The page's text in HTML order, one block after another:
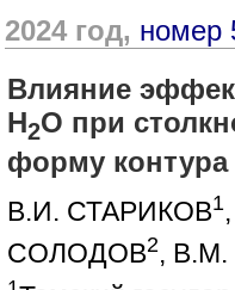
2024 год, номер
Влияние
Н2О при
форму
В.И. СТАРИКОВ1
СОЛОДОВ2,